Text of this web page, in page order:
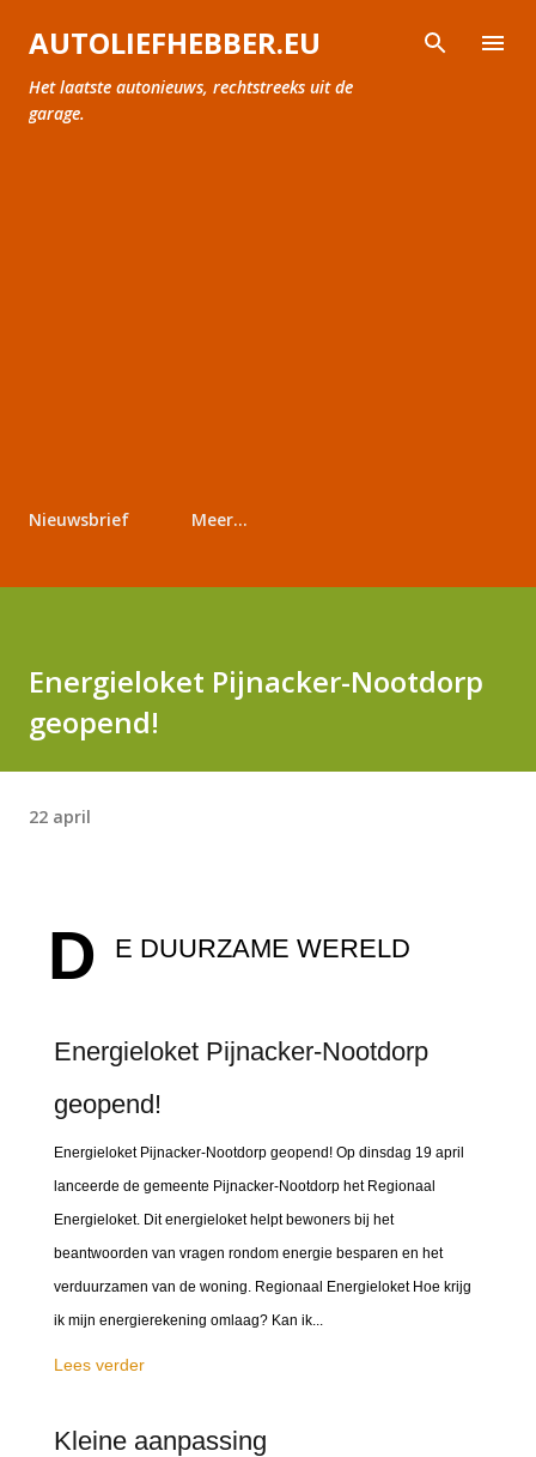
Doorgaan naar hoofdcontent
AUTOLIEFHEBBER.EU
Het laatste autonieuws, rechtstreeks uit de
garage.
Nieuwsbrief Meer…
Energieloket Pijnacker-Nootdorp
geopend!
22 april
D E DUURZAME WERELD
Energieloket Pijnacker-Nootdorp
geopend!
Energieloket Pijnacker-Nootdorp geopend! Op dinsdag 19 april
lanceerde de gemeente Pijnacker-Nootdorp het Regionaal
Energieloket. Dit energieloket helpt bewoners bij het
beantwoorden van vragen rondom energie besparen en het
verduurzamen van de woning. Regionaal Energieloket Hoe krijg
ik mijn energierekening omlaag? Kan ik...
Lees verder
Kleine aanpassing